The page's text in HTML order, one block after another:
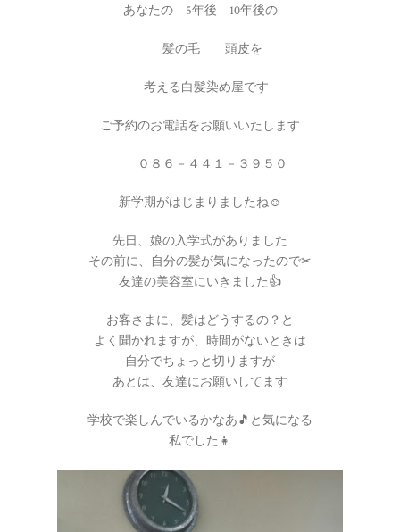
あなたの 5年後 10年後の
髪の毛 頭皮を
考える白髪染め屋です
ご予約のお電話をお願いいたします
０８６－４４１－３９５０
新学期がはじまりましたね☺
先日、娘の入学式がありました
その前に、自分の髪が気になったので✂
友達の美容室にいきました👍
お客さまに、髪はどうするの？と
よく聞かれますが、時間がないときは
自分でちょっと切りますが
あとは、友達にお願いしてます
学校で楽しんでいるかなあ🎵と気になる
私でした👧